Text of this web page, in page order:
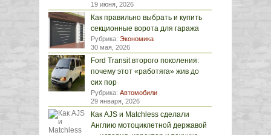
19 июня, 2026
Как правильно выбрать и купить
секционные ворота для гаража
Рубрика: Экономика
30 мая, 2026
Ford Transit второго поколения:
почему этот «работяга» жив до
сих пор
Рубрика: Автомобили
29 января, 2026
Как AJS и Matchless сделали
Англию мотоциклетной державой